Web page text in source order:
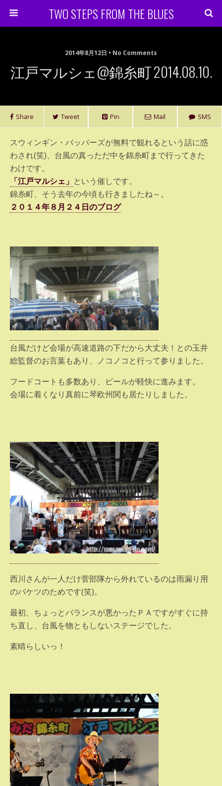
TWO STEPS FROM THE BLUES
2014年8月12日 • No Comments
江戸マルシェ@錦糸町 2014.08.10.
Share Tweet Pin Mail SMS
スウィンギン・バッパーズが無料で観れるという話に惑
わされ(笑)、台風の真っただ中を錦糸町まで行ってきた
わけです。
「江戸マルシェ」 という催しです。
錦糸町、そう去年の今頃も行きましたね～。
２０１４年８月２４日のブログ
台風だけど会場が高速道路の下だから大丈夫！との玉井
総監督のお言葉もあり、ノコノコと行って参りました。
フードコートも多数あり、ビールが軽快に進みます。
会場に着くなり真前に琴欧州関も居たりしました。
西川さんが一人だけ菅部隊から外れているのは雨漏り用
のバケツのためです(笑)。
最初、ちょっとバランスが悪かったＰＡですがすぐに持
ち直し、台風を物ともしないステージでした。
素晴らしいっ！